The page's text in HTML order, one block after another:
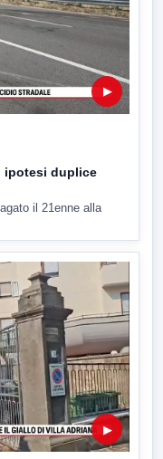
▶
ipotesi duplice
il 21enne alla
▶